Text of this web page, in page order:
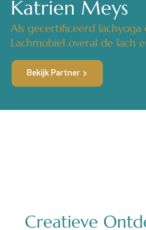
Katrien Meys
Als gecertificeerd
Lachmobiel overal de lach
Bekijk Partner
Creatieve